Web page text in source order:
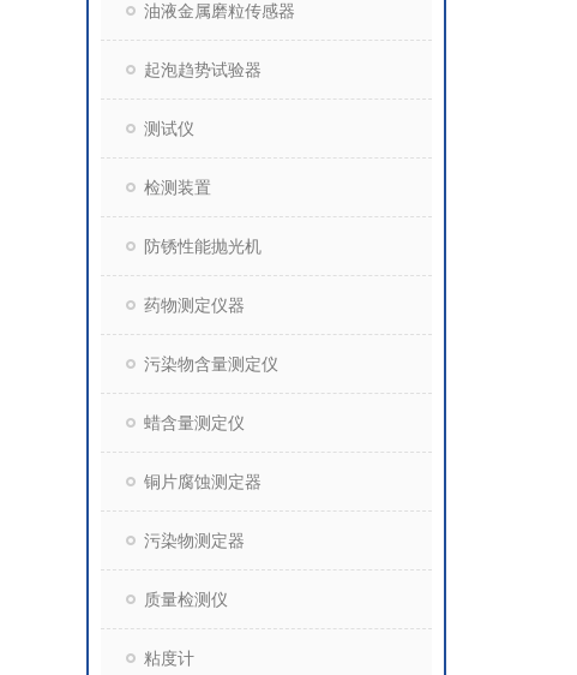
油液金属磨粒传感器
起泡趋势试验器
测试仪
检测装置
防锈性能抛光机
药物测定仪器
污染物含量测定仪
蜡含量测定仪
铜片腐蚀测定器
污染物测定器
质量检测仪
粘度计